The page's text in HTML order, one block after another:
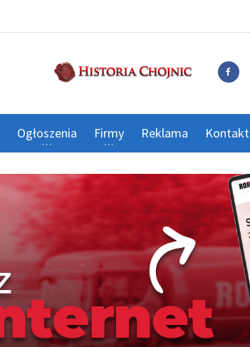
Ogłoszenia Firmy Reklama Kontakt